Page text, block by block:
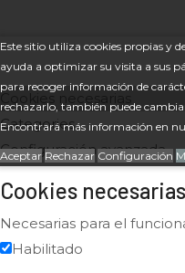
Este sitio utiliza cookies propias y
ayuda a optimizar su visita a sus
para recoger información de
rechazarlo, también puede
Encontrará más información en
Aceptar Rechazar Configuración
Cookies necesarias
Configuración avanzada
Cookies necesarias
Necesarias para el
Habilitado